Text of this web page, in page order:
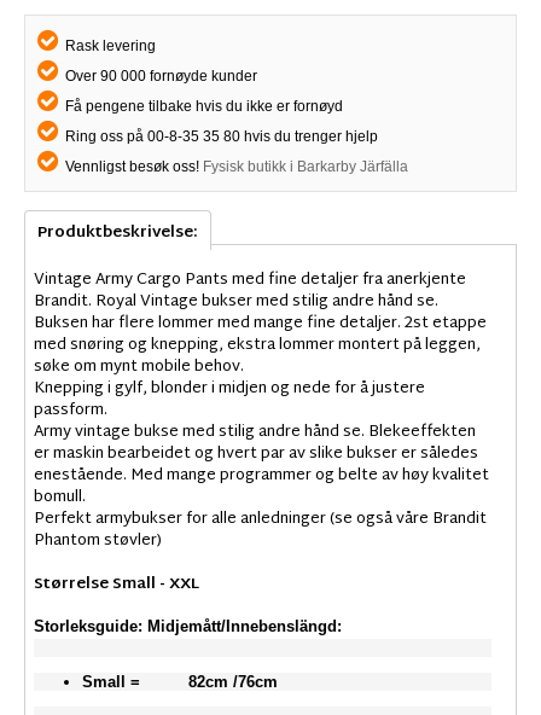
Rask levering
Over 90 000 fornøyde kunder
Få pengene tilbake hvis du ikke er fornøyd
Ring oss på 00-8-35 35 80 hvis du trenger hjelp
Vennligst besøk oss! Fysisk butikk i Barkarby Järfälla
Produktbeskrivelse:
Vintage Army Cargo Pants med fine detaljer fra anerkjente
Brandit. Royal Vintage bukser med stilig andre hånd se.
Buksen har flere lommer med mange fine detaljer. 2st etappe
med snøring og knepping, ekstra lommer montert på leggen,
søke om mynt mobile behov.
Knepping i gylf, blonder i midjen og nede for å justere
passform.
Army vintage bukse med stilig andre hånd se. Blekeeffekten
er maskin bearbeidet og hvert par av slike bukser er således
enestående. Med mange programmer og belte av høy kvalitet
bomull.
Perfekt armybukser for alle anledninger (se også våre Brandit
Phantom støvler)
Størrelse Small - XXL
Storleksguide: Midjemått/Innebenslängd:
Small = 82cm /76cm